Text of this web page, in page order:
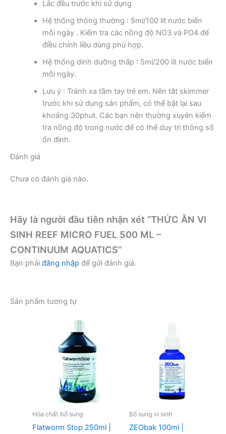
Lắc đều trước khi sử dụng
Hệ thống thông thường : 5ml/100 lít nước biển
mỗi ngày . Kiểm tra các nồng độ NO3 và PO4 để
điều chỉnh liều dùng phù hợp.
Hệ thống dinh dưỡng thấp : 5ml/200 lít nước biển
mỗi ngày.
Lưu ý : Tránh xa tầm tay trẻ em. Nên tắt skimmer
trước khi sử dụng sản phẩm, có thể bật lại sau
khoảng 30phut. Các bạn nên thường xuyên kiểm
tra nồng độ trong nước để có thể duy trì thông số
ổn định.
Đánh giá
Chưa có đánh giá nào.
Hãy là người đầu tiên nhận xét “THỨC ĂN VI
SINH REEF MICRO FUEL 500 ML –
CONTINUUM AQUATICS”
Bạn phải đăng nhập để gửi đánh giá.
Sản phẩm tương tự
Hóa chất bổ sung
Flatworm Stop 250ml |
Bổ sung vi sinh
ZEObak 100ml |